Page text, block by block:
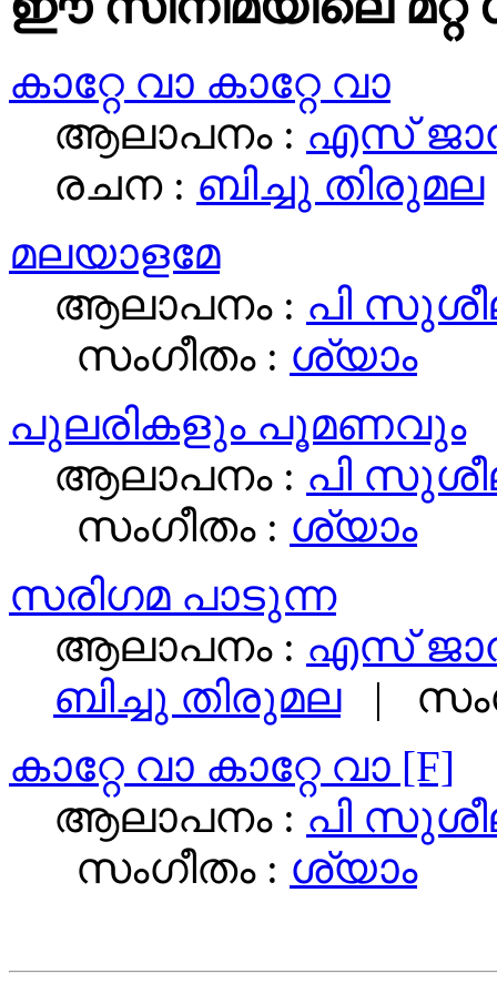
കാറ്റേ വാ കാറ്റേ വാ
ആലാപനം : എസ്
രചന : ബിച്ചു തിരുമല
മലയാളമേ
ആലാപനം : പി
സംഗീതം : ശ്യാം
പുലരികളും പൂമണവും
ആലാപനം : പി
സംഗീതം : ശ്യാം
സരിഗമ പാടുന്ന
ആലാപനം : എസ്
ബിച്ചു തിരുമല|
കാറ്റേ വാ കാറ്റേ വാ [F]
ആലാപനം : പി
സംഗീതം : ശ്യാം